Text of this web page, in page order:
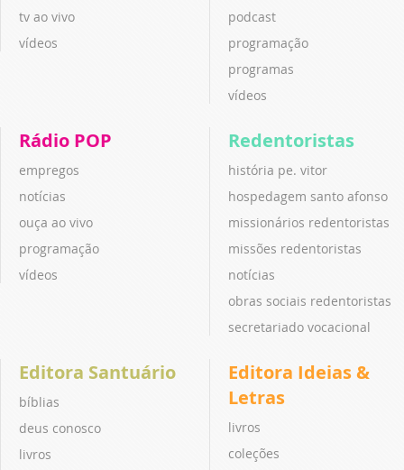
tv ao vivo
vídeos
podcast
programação
programas
vídeos
Rádio POP
empregos
notícias
ouça ao vivo
programação
vídeos
Redentoristas
história pe. vitor
hospedagem santo afonso
missionários redentoristas
missões redentoristas
notícias
obras sociais redentoristas
secretariado vocacional
Editora Santuário
bíblias
deus conosco
livros
Editora Ideias &
Letras
livros
coleções